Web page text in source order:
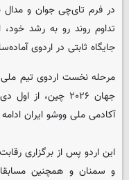
در فرم تای‌چی جوان و مدال
تداوم روند رو به رشد
جایگاه ثابتی در اردوی
مرحله نخست اردوی تیم ملی
جهان ۲۰۲۶ چین،
آکادمی ملی ووشو ایران ادامه
این اردو پس از برگزاری
و سمنان و همچنین